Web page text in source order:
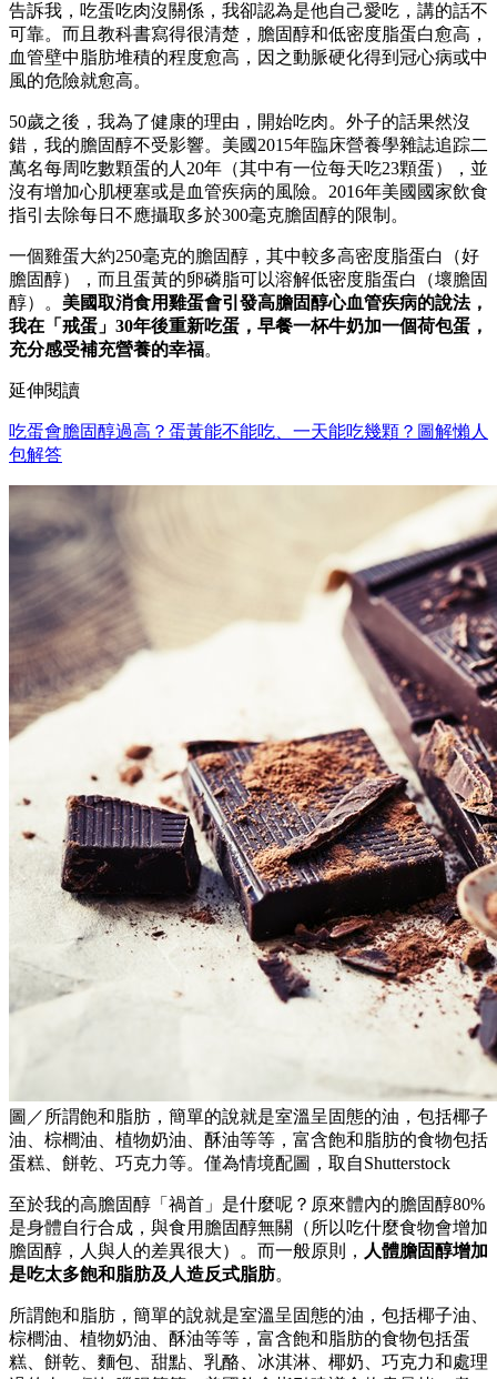
告訴我，吃蛋吃肉沒關係，我卻認為是他自己愛吃，講的話不
可靠。而且教科書寫得很清楚，膽固醇和低密度脂蛋白愈高，
血管壁中脂肪堆積的程度愈高，因之動脈硬化得到冠心病或中
風的危險就愈高。
50歲之後，我為了健康的理由，開始吃肉。外子的話果然沒
錯，我的膽固醇不受影響。美國2015年臨床營養學雜誌追踪二
萬名每周吃數顆蛋的人20年（其中有一位每天吃23顆蛋），並
沒有增加心肌梗塞或是血管疾病的風險。2016年美國國家飲食
指引去除每日不應攝取多於300毫克膽固醇的限制。
一個雞蛋大約250毫克的膽固醇，其中較多高密度脂蛋白（好
膽固醇），而且蛋黃的卵磷脂可以溶解低密度脂蛋白（壞膽固
醇）。 美國取消食用雞蛋會引發高膽固醇心血管疾病的說法，
我在「戒蛋」30年後重新吃蛋，早餐一杯牛奶加一個荷包蛋，
充分感受補充營養的幸福。
延伸閱讀
吃蛋會膽固醇過高？蛋黃能不能吃、一天能吃幾顆？圖解懶人
包解答
圖／所謂飽和脂肪，簡單的說就是室溫呈固態的油，包括椰子
油、棕櫚油、植物奶油、酥油等等，富含飽和脂肪的食物包括
蛋糕、餅乾、巧克力等。僅為情境配圖，取自Shutterstock
至於我的高膽固醇「禍首」是什麼呢？原來體內的膽固醇80%
是身體自行合成，與食用膽固醇無關（所以吃什麼食物會增加
膽固醇，人與人的差異很大）。而一般原則， 人體膽固醇增加
是吃太多飽和脂肪及人造反式脂肪。
所謂飽和脂肪，簡單的說就是室溫呈固態的油，包括椰子油、
棕櫚油、植物奶油、酥油等等，富含飽和脂肪的食物包括蛋
糕、餅乾、麵包、甜點、乳酪、冰淇淋、椰奶、巧克力和處理